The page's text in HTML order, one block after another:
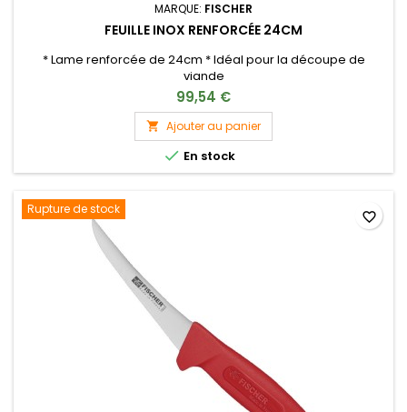
MARQUE: FISCHER
FEUILLE INOX RENFORCÉE 24CM
* Lame renforcée de 24cm * Idéal pour la découpe de
viande
99,54 €
 Ajouter au panier
 En stock
Rupture de stock favorite_border